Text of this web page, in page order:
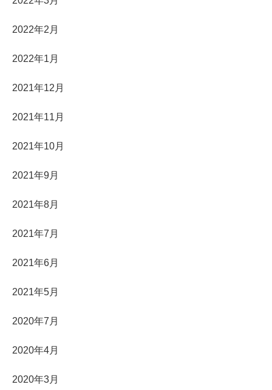
2022年2月
2022年1月
2021年12月
2021年11月
2021年10月
2021年9月
2021年8月
2021年7月
2021年6月
2021年5月
2020年7月
2020年4月
2020年3月